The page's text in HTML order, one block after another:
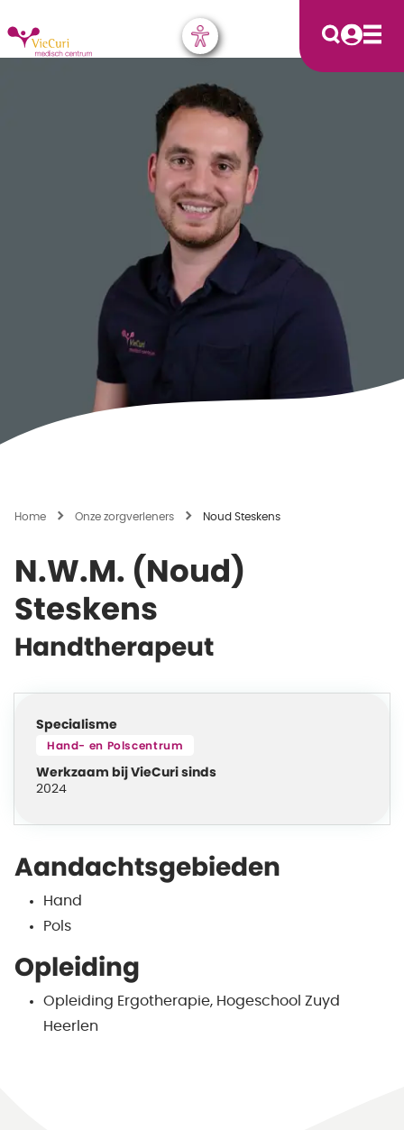
Home Onze zorgverleners Noud Steskens
N.W.M. (Noud)
Steskens
Handtherapeut
Specialisme
Hand- en Polscentrum
Werkzaam bij VieCuri sinds
2024
Aandachtsgebieden
Hand
Pols
Opleiding
Opleiding Ergotherapie, Hogeschool Zuyd
Heerlen